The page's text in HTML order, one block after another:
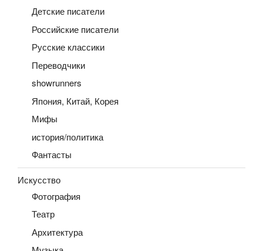
Детские писатели
Российские писатели
Русские классики
Переводчики
showrunners
Япония, Китай, Корея
Мифы
история/политика
Фантасты
Искусство
Фотография
Театр
Архитектура